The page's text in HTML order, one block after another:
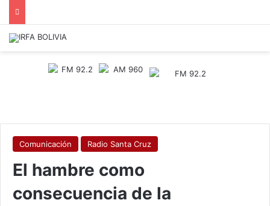
Comunicación Radio Santa Cruz
El hambre como
consecuencia de la